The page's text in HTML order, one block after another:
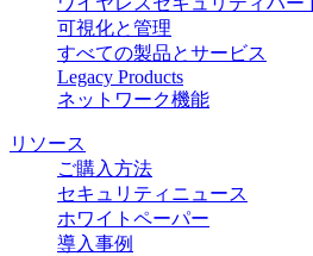
可視化と管理
すべての製品とサービス
Legacy Products
ネットワーク機能
リソース
ご購入方法
セキュリティニュース
ホワイトペーパー
導入事例